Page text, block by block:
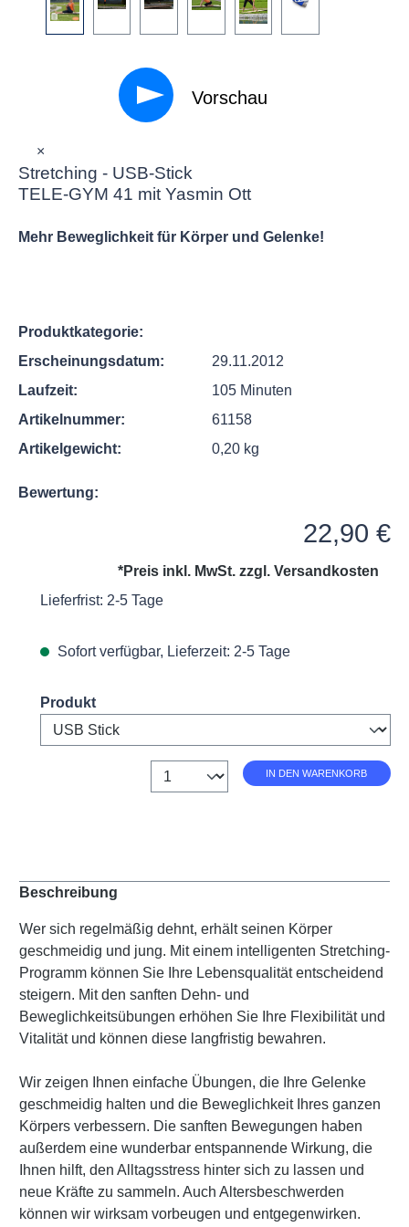
Vorschau
×
Stretching - USB-Stick
TELE-GYM 41 mit Yasmin Ott
Mehr Beweglichkeit für Körper und Gelenke!
Produktkategorie:
Erscheinungsdatum:
29.11.2012
Laufzeit:
105 Minuten
Artikelnummer:
61158
Artikelgewicht:
0,20 kg
Bewertung:
22,90 €
*Preis inkl. MwSt. zzgl. Versandkosten
Lieferfrist: 2-5 Tage
Sofort verfügbar, Lieferzeit: 2-5 Tage
Select
Produkt
Anzahl IN DEN WARENKORB
Beschreibung
Wer sich regelmäßig dehnt, erhält seinen Körper
geschmeidig und jung. Mit einem intelligenten Stretching-
Programm können Sie Ihre Lebensqualität entscheidend
steigern. Mit den sanften Dehn- und
Beweglichkeitsübungen erhöhen Sie Ihre Flexibilität und
Vitalität und können diese langfristig bewahren.
Wir zeigen Ihnen einfache Übungen, die Ihre Gelenke
geschmeidig halten und die Beweglichkeit Ihres ganzen
Körpers verbessern. Die sanften Bewegungen haben
außerdem eine wunderbar entspannende Wirkung, die
Ihnen hilft, den Alltagsstress hinter sich zu lassen und
neue Kräfte zu sammeln. Auch Altersbeschwerden
können wir wirksam vorbeugen und entgegenwirken.